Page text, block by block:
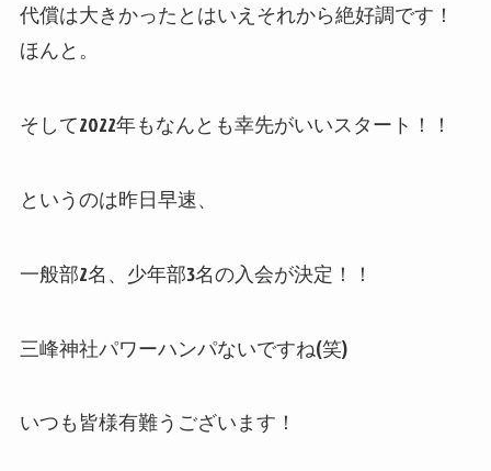
代償は大きかったとはいえそれから絶好調です！
ほんと。
そして2022年もなんとも幸先がいいスタート！！
というのは昨日早速、
一般部2名、少年部3名の入会が決定！！
三峰神社パワーハンパないですね(笑)
いつも皆様有難うございます！